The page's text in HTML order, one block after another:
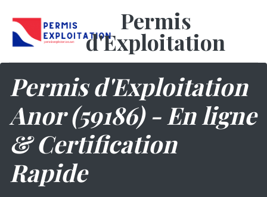
Permis
d'Exploitation
Permis d'Exploitation
Anor (59186) - En ligne
& Certification
Rapide